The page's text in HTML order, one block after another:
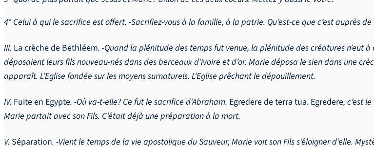
4° Celui à qui le sacrifice est offert. -Sacrifiez-vous à la famille, à la patrie. Qu’est-ce que c’est auprès de
III. La crèche de Bethléem. -Quand la plénitude des temps fut venue, la plénitude des créatures n’eut
déposaient leurs fils nouveau-nés dans des berceaux d’ivoire et d’or. Marie déposa le sien dans une
apparaît. L’Eglise fondée sur les moyens surnaturels. L’Eglise prêchant le dépouillement.
IV. Fuite en Egypte. -Où va-t-elle? Ce fut le sacrifice d’Abraham. Egredere de terra tua. Egredere, c’est
Marie partait avec son Fils. C’était déjà une préparation à la mort.
V. Séparation. -Vient le temps de la vie apostolique du Sauveur, Marie voit son Fils s’éloigner d’elle.